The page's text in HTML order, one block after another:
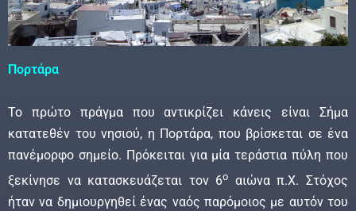
Πορτάρα
Το πρώτο πράγμα που αντικρίζει κάνεις είναι Σήμα
κατατεθέν του νησιού, η Πορτάρα, που βρίσκεται σε ένα
πανέμορφο σημείο. Πρόκειται για μία τεράστια πύλη που
ξεκίνησε να κατασκευάζεται τον 6ο αιώνα π.Χ. Στόχος
ήταν να δημιουργηθεί ένας ναός παρόμοιος με αυτόν του